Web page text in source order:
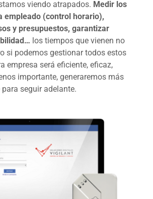
viendo atrapados. Medir los
empleado (control horario),
y presupuestos, garantizar
los tiempos que vienen no
si podemos gestionar todos estos
empresa será eficiente, eficaz,
importante, generaremos más
seguir adelante.